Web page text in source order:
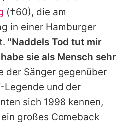
auf Promiflash
Jobs
Team
Richtlinien
(†60), die am
in einer Hamburger
"Naddels Tod tut mir
sie als Mensch sehr
der Sänger gegenüber
Legende und der
sich 1998 kennen,
ein großes Comeback